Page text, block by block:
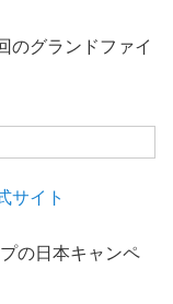
のグランドファイ
サイト
の日本キャンペ